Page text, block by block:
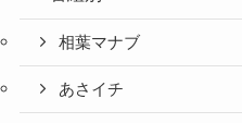
相葉マナブ
あさイチ